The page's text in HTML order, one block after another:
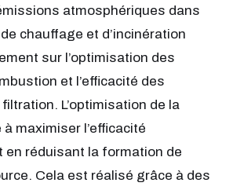
atmosphériques dans
chauffage et d’incinération
sur l’optimisation des
et l’efficacité des
L’optimisation de la
maximiser l’efficacité
en réduisant la formation de
Cela est réalisé grâce à des